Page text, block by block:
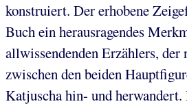
konstruiert. Der erhobene
Buch ein herausragendes
allwissendenden Erzählers, der
zwischen den beiden
Katjuscha hin- und